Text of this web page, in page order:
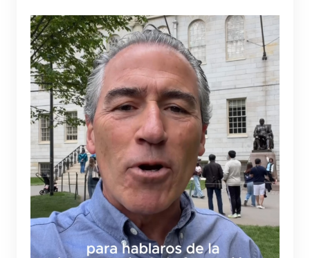
busquem informació, comprem ulleres homologades,
triem el millor lloc per observar-lo o organitzem una
experiència compartida. Ara bé, no tothom ho viu igual: el
mateix fenomen pot generar fascinació, indiferència o fins i
tot saturació.